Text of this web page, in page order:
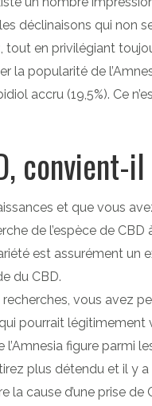
déclinaisons qui non
tout en privilégiant
la popularité de
accru (19,5%). Ce
convient-
et que vous
de l’espèce de
est assurément
du CBD.
vous avez
pourrait légitimement
l’Amnesia figure parmi
plus détendu et il y
cause d’une prise de